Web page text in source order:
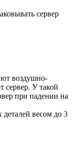
сервер
воздушно-
сервер. У такой
при падении на
весом до 3